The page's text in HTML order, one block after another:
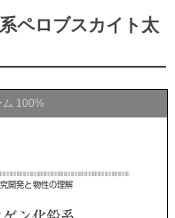
ペロブスカイト太
ム 100%